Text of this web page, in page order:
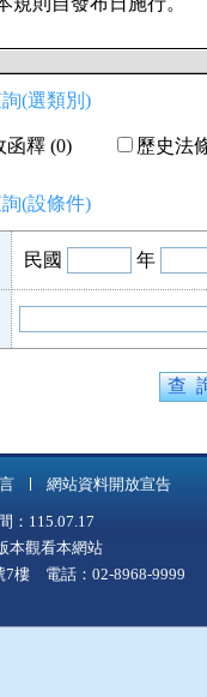
(選類別)
函釋 (0) 歷史法
(設條件)
民國 年
網站資料開放宣告
：115.07.17
本觀看本網站
7樓 電話：02-8968-9999